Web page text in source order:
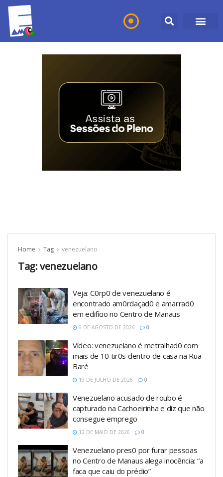
Home Tag venezuelano
Tag:venezuelano
Veja: C0rp0 de venezuelano é
encontrado am0rdaçad0 e amarrad0
em edifício no Centro de Manaus
6 DE AGOSTO DE 2026 0
Vídeo: venezuelano é metralhad0 com
mais de 10 tir0s dentro de casa na Rua
Baré
19 DE JULHO DE 2026 0
Venezuelano acusado de roubo é
capturado na Cachoeirinha e diz que não
consegue emprego
12 DE MAIO DE 2026 0
Venezuelano pres0 por furar pessoas
no Centro de Manaus alega inocência: “a
faca que caiu do prédio”